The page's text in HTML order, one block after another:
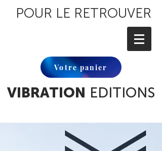
POUR LE RETROUVER
Votre panier
VIBRATION EDITIONS